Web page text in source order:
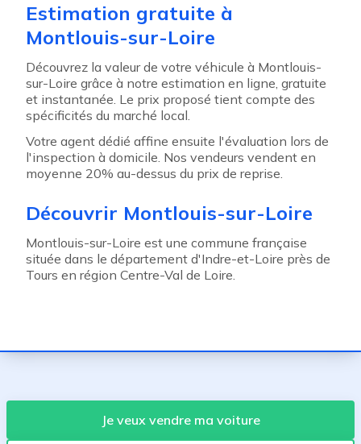
Estimation gratuite à
Montlouis-sur-Loire
Découvrez la valeur de votre véhicule à Montlouis-
sur-Loire grâce à notre estimation en ligne, gratuite
et instantanée. Le prix proposé tient compte des
spécificités du marché local.
Votre agent dédié affine ensuite l'évaluation lors de
l'inspection à domicile. Nos vendeurs vendent en
moyenne 20% au-dessus du prix de reprise.
Découvrir Montlouis-sur-Loire
Montlouis-sur-Loire est une commune française
située dans le département d'Indre-et-Loire près de
Tours en région Centre-Val de Loire.
Je veux vendre ma voiture